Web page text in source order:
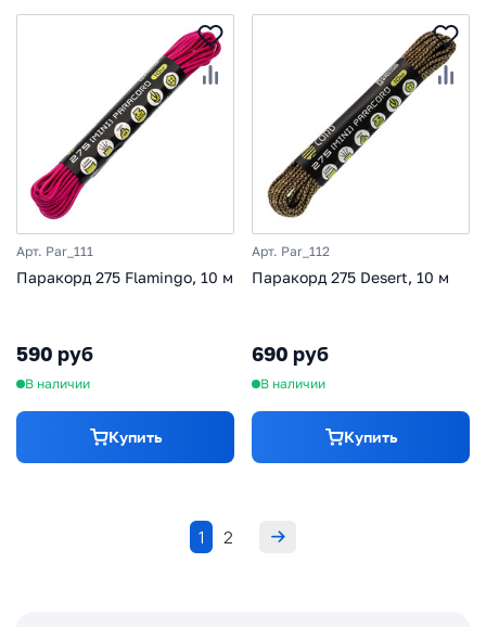
Арт. Par_111
Паракорд 275 Flamingo, 10 м
590 руб
В наличии
Купить
Арт. Par_112
Паракорд 275 Desert, 10 м
690 руб
В наличии
Купить
1 2